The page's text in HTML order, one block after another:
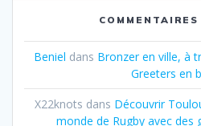
Beniel dans Bronzer en ville, à
Greeters en
X22knots dans Découvrir
monde de Rugby avec des